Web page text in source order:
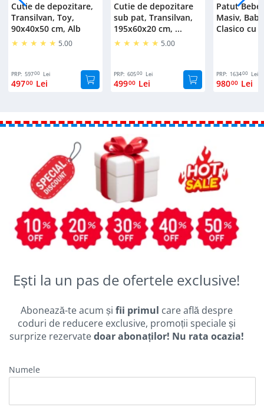
Cutie de depozitare,
Transilvan, Toy,
90x40x50 cm, Alb
5.00
PRP: 59700 Lei
49700 Lei
Cutie de depozitare
sub pat, Transilvan,
195x60x20 cm, ...
5.00
PRP: 60500 Lei
49900 Lei
Patut
Masiv,
Clasico cu
PRP: 163400 Lei
98000 Lei
Ești la un pas de ofertele exclusive!
Abonează-te acum și fii primul care află despre
coduri de reducere exclusive, promoții speciale și
surprize rezervatedoar abonaților! Nu rata ocazia!
Numele